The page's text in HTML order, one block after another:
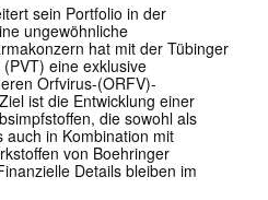
sein Portfolio in der
ungewöhnliche
hat mit der Tübinger
eine exklusive
Orfvirus-(ORFV)-
ist die Entwicklung einer
die sowohl als
in Kombination mit
von Boehringer
Details bleiben im